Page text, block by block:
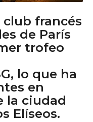
francés
de París
trofeo
lo que ha
en
la ciudad
Elíseos.